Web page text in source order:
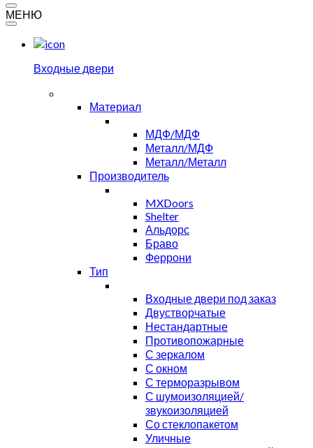
МЕНЮ
Входные двери
Материал
МДФ/МДФ
Металл/МДФ
Металл/Металл
Производитель
MXDoors
Shelter
Альдорс
Браво
Феррони
Тип
Входные двери под заказ
Двустворчатые
Нестандартные
Противопожарные
С зеркалом
С окном
С терморазрывом
С шумоизоляцией/
звукоизоляцией
Со стеклопакетом
Уличные